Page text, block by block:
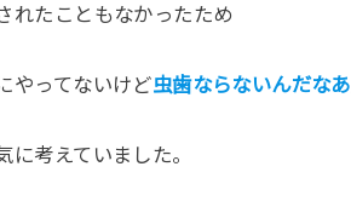
れたこともなかったため
やってないけど虫歯ならないんだなあ
に考えていました。